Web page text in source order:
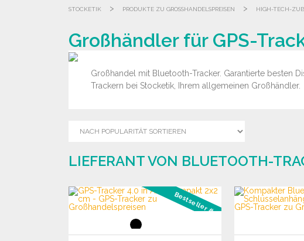
STOCKETIK > PRODUKTE ZU GROSSHANDELSPREISEN > HIGH-TECH-
Großhändler für GPS-
Großhandel mit Bluetooth-Tracker. Garantierte besten
Trackern bei Stocketik, Ihrem allgemeinen Großhändler.
LIEFERANT VON BLUETOOTH-
Bestseller #1